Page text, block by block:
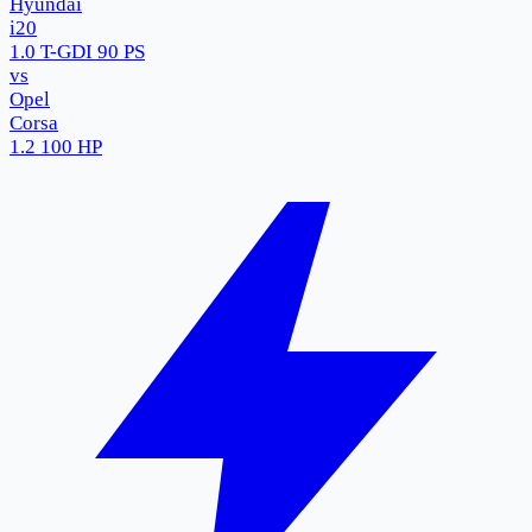
i20
1.0 T-GDI 90 PS
vs
Opel
Corsa
1.2 100 HP